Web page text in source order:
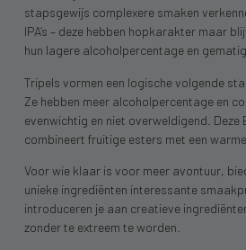
stapsgewijs complexere smaken
IPA’s – deze hebben hopkarakter maar
hun lagere alcoholpercentage en
Tripels vormen een logische volgende
Ze hebben meer alcoholpercentage en
evenwichtig en niet overweldigend. Deze
combineert fruitige esters met een
Voor wie klaar is voor meer avontuur,
unieke ingrediënten interessante
introduceren je aan creatieve
zonder te extreem te worden.